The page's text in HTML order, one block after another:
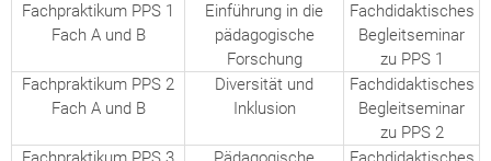
Fachpraktikum PPS 1
Fach A und B
Einführung in die
pädagogische
Forschung
Fachdidaktisches
Begleitseminar
zu PPS 1
Fachpraktikum PPS 2
Fach A und B
Diversität und
Inklusion
Fachdidaktisches
Begleitseminar
zu PPS 2